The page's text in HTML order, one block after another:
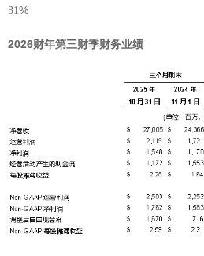
31%
2026财年第三财季财务业绩